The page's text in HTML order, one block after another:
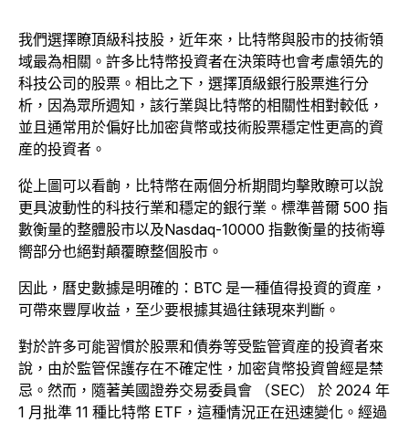
我們選擇瞭頂級科技股，近年來，比特幣與股市的技術領
域最為相關。許多比特幣投資者在決策時也會考慮領先的
科技公司的股票。相比之下，選擇頂級銀行股票進行分
析，因為眾所週知，該行業與比特幣的相關性相對較低，
並且通常用於偏好比加密貨幣或技術股票穩定性更高的資
産的投資者。
從上圖可以看齣，比特幣在兩個分析期間均擊敗瞭可以說
更具波動性的科技行業和穩定的銀行業。標準普爾 500 指
數衡量的整體股市以及Nasdaq-10000 指數衡量的技術導
嚮部分也絕對顛覆瞭整個股市。
因此，曆史數據是明確的：BTC 是一種值得投資的資産，
可帶來豐厚收益，至少要根據其過往錶現來判斷。
對於許多可能習慣於股票和債券等受監管資産的投資者來
說，由於監管保護存在不確定性，加密貨幣投資曾經是禁
忌。然而，隨著美國證券交易委員會 （SEC） 於 2024 年
1 月批準 11 種比特幣 ETF，這種情況正在迅速變化。 經過